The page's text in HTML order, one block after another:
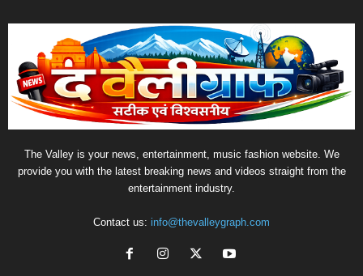
The Valley is your news, entertainment, music fashion website. We
provide you with the latest breaking news and videos straight from the
entertainment industry.
Contact us: info@thevalleygraph.com